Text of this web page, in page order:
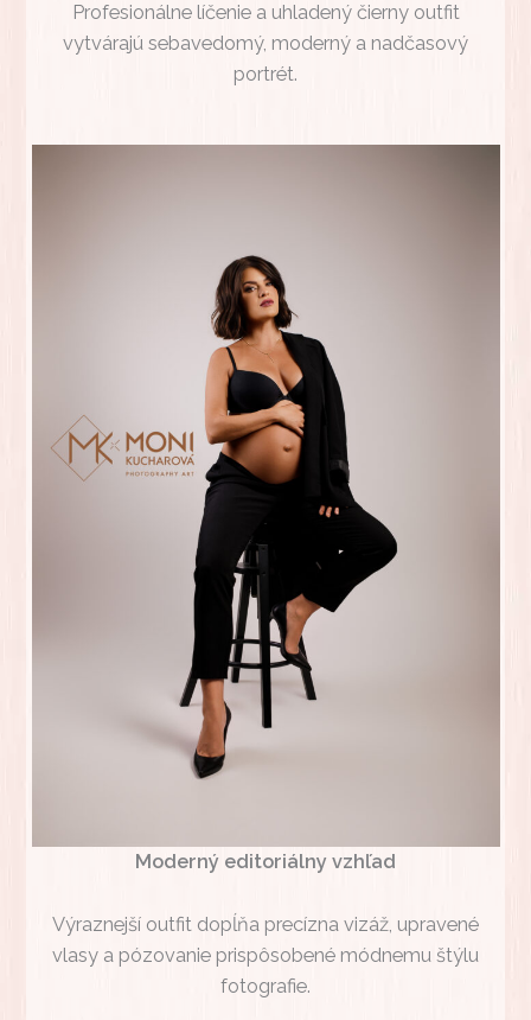
Profesionálne líčenie a uhladený čierny outfit
vytvárajú sebavedomý, moderný a nadčasový
portrét.
Moderný editoriálny vzhľad
Výraznejší outfit dopĺňa precízna vizáž, upravené
vlasy a pózovanie prispôsobené módnemu štýlu
fotografie.